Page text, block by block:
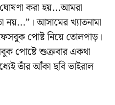
করা হয়...আমরা
নয়...”। আসামের খ্যাতনামা
ফেসবুক পোষ্ট নিয়ে তোলপাড়।
পোষ্টে শুক্রবার একথা
তাঁর আঁকা ছবি ভাইরাল